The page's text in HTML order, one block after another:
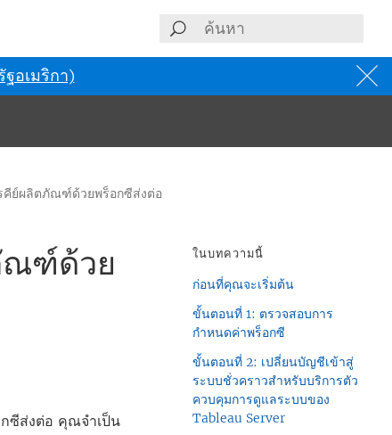
อเมริกา)
คีย์ผลิตภัณฑ์ด้วยพร็อกซีส่งต่อ
ณฑ์ด้วย
ซีส่งต่อ คุณจำเป็น
ในบทความนี้
ก่อนที่คุณจะเริ่มต้น
ขั้นตอนที่ 1: ตรวจสอบการ
กำหนดค่าพร็อกซี
ขั้นตอนที่ 2: เปลี่ยนบัญชีเข้าสู่
ระบบชั่วคราวสำหรับบริการตัว
ควบคุมการดูแลระบบของ
Tableau Server